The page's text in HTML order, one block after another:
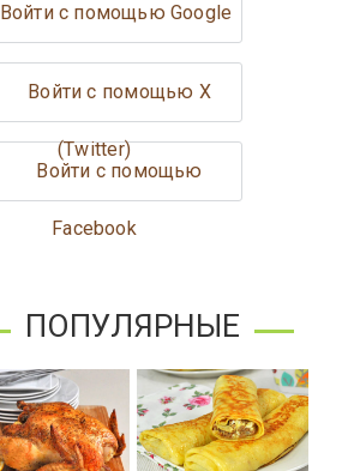
Войти с помощью Google
Войти с помощью X
(Twitter)
Войти с помощью
Facebook
ПОПУЛЯРНЫЕ